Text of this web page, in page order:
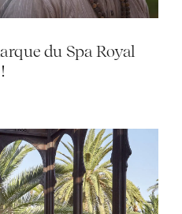
du Spa Royal